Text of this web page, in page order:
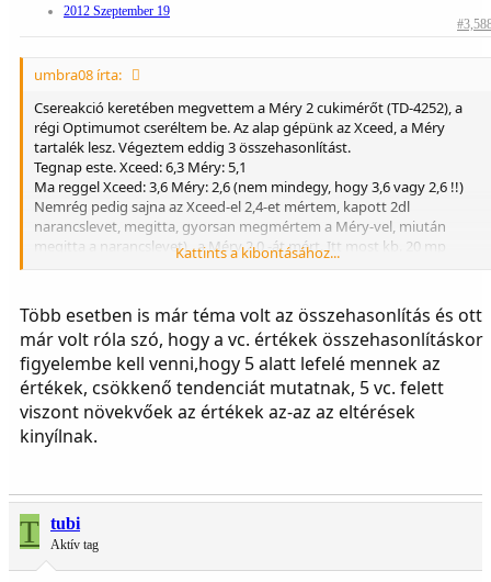
2012 Szeptember 19
umbra08 írta:
Csereakció keretében megvettem a Méry 2 cukimérőt (TD-4252), a
régi Optimumot cseréltem be. Az alap gépünk az Xceed, a Méry
tartalék lesz. Végeztem eddig 3 összehasonlítást.
Tegnap este. Xceed: 6,3 Méry: 5,1
Ma reggel Xceed: 3,6 Méry: 2,6 (nem mindegy, hogy 3,6 vagy 2,6 !!)
Nemrég pedig sajna az Xceed-el 2,4-et mértem, kapott 2dl
narancslevet, megitta, gyorsan megmértem a Méry-vel, miután
megitta a narancslevet) , a Méry 2,0 -át mért. Itt most kb. 20 mp
Szóval, én eddig nagy Xceed párti voltam, most is bízok benne, de
azért megpróbálom majd kideríteni, hogy akkor most melyik lehet
közelebb a valósághoz, Xceed vagy Méry. Magasnál mindegy, hogy
15 vagy 16 a cuki, de hipónál nem. Csak elmélkedtem, gondoltam
leírom nektek a tapasztalatom.
Kattints a kibontásához...
Több esetben is már téma volt az összehasonlítás és ott
már volt róla szó, hogy a vc. értékek összehasonlításkor
figyelembe kell venni,hogy 5 alatt lefelé mennek az
értékek, csökkenő tendenciát mutatnak, 5 vc. felett
viszont növekvőek az értékek az-az az eltérések
kinyílnak.
T tubi
Aktív tag